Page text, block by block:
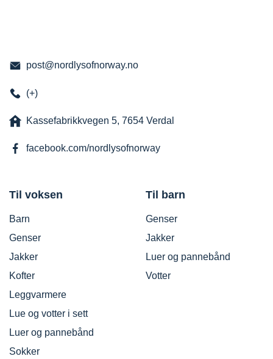
post@nordlysofnorway.no
(+)
Kassefabrikkvegen 5, 7654 Verdal
facebook.com/nordlysofnorway
Til voksen
Barn
Genser
Jakker
Kofter
Leggvarmere
Lue og votter i sett
Luer og pannebånd
Sokker
Til barn
Genser
Jakker
Luer og pannebånd
Votter